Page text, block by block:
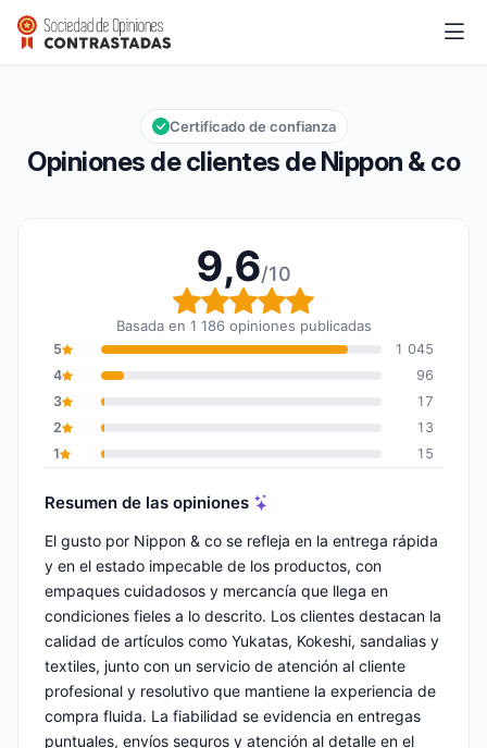
Nippon & co
Calificación global: 9,6 de 10
9,6/10
Opiniones de clientes de Nippon & co
Certificado de confianza
9,6/10
Calificación global: 9,6
Basada en 1 186 opiniones publicadas
5
1 045
4
96
3
17
2
13
1
15
Resumen de las opiniones
El gusto por Nippon & co se refleja en la entrega rápida
y en el estado impecable de los productos, con
empaques cuidadosos y mercancía que llega en
condiciones fieles a lo descrito. Los clientes destacan la
calidad de artículos como Yukatas, Kokeshi, sandalias y
textiles, junto con un servicio de atención al cliente
profesional y resolutivo que mantiene la experiencia de
compra fluida. La fiabilidad se evidencia en entregas
puntuales, envíos seguros y atención al detalle en el